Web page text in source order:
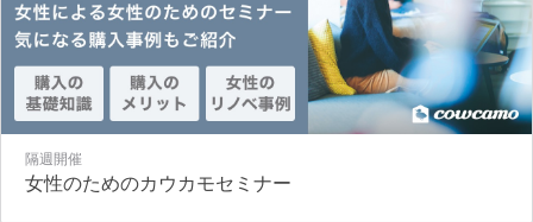
隔週開催
女性のためのカウカモセミナー